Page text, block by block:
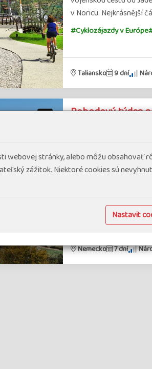
v Noricu. Nejkrásnější
#Cyklozájazdy v Európe
Taliansko 9 dní
Pohodový týden
Na chvíli se vrátíme do
moři. Postupně se z
křídovým útesům,
#Poznávacie zájazdy
Nemecko 7 dní
webovej stránky, alebo môžu obsahovať
zážitok. Niektoré cookies sú
Nastavit